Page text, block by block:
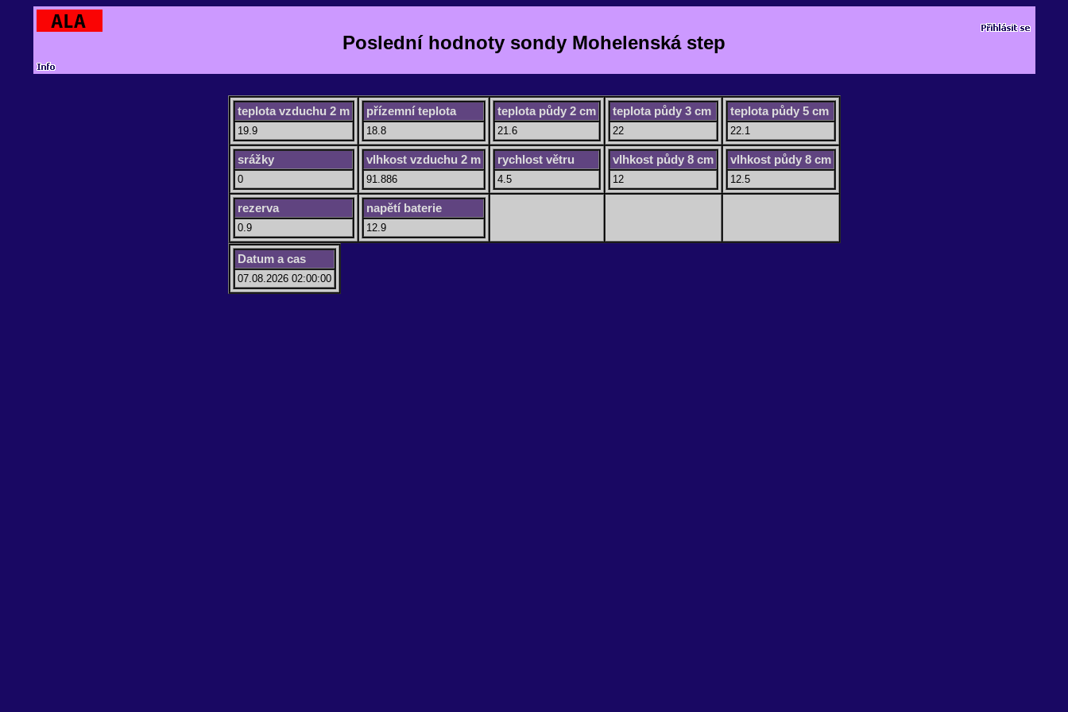
Poslední hodnoty sondy Mohelenská step
teplota vzduchu 2 m
19.9
přízemní teplota
18.8
teplota půdy 2 cm
21.6
teplota půdy 3 cm
22
teplota půdy 5 cm
22.1
srážky
0
vlhkost vzduchu 2 m
91.886
rychlost větru
4.5
vlhkost půdy 8 cm
12
vlhkost půdy 8 cm
12.5
rezerva
0.9
napětí baterie
12.9
Datum a cas
07.08.2026 02:00:00